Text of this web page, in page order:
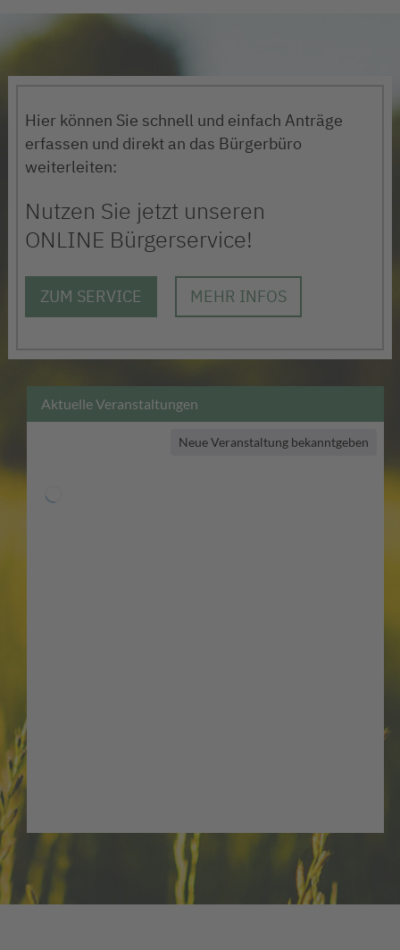
Hier können Sie schnell und einfach Anträge
erfassen und direkt an das Bürgerbüro
weiterleiten:
Nutzen Sie jetzt unseren
ONLINE Bürgerservice!
ZUM SERVICE MEHR INFOS